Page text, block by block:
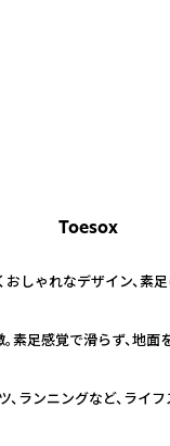
Toesox
ゃれなデザイン、素
足感覚で滑らず、地
ランニングなど、ラ